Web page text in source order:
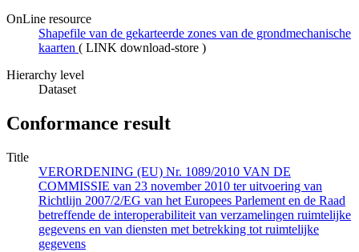
OnLine resource
Shapefile van de gekarteerde zones van de grondmechanische
kaarten ( LINK download-store )
Hierarchy level
Dataset
Conformance result
Title
VERORDENING (EU) Nr. 1089/2010 VAN DE
COMMISSIE van 23 november 2010 ter uitvoering van
Richtlijn 2007/2/EG van het Europees Parlement en de Raad
betreffende de interoperabiliteit van verzamelingen ruimtelijke
gegevens en van diensten met betrekking tot ruimtelijke
gegevens